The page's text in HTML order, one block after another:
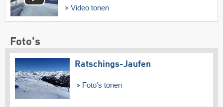
Video tonen
Foto's
Ratschings-Jaufen
Foto's tonen